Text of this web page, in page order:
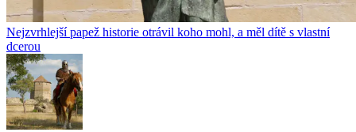
Nejzvrhlejší papež historie otrávil koho mohl, a měl dítě s vlastní
dcerou